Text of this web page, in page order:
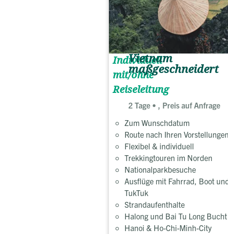
Individuell
mit/ohne
Reiseleitung
Vietnam
maßgeschneidert
2 Tage
, Preis auf Anfrage
Zum Wunschdatum
Route nach Ihren Vorstellungen
Flexibel & individuell
Trekkingtouren im Norden
Nationalparkbesuche
Ausflüge mit Fahrrad, Boot
TukTuk
Strandaufenthalte
Halong und Bai Tu Long Bucht
Hanoi & Ho-Chi-Minh-City